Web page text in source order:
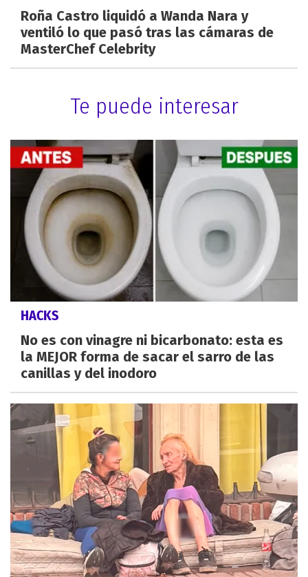
Roña Castro liquidó a Wanda Nara y
ventiló lo que pasó tras las cámaras de
MasterChef Celebrity
Te puede interesar
HACKS
No es con vinagre ni bicarbonato: esta es
la MEJOR forma de sacar el sarro de las
canillas y del inodoro